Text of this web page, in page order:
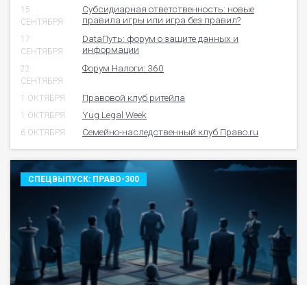
15
СЕНТЯБРЯ
Субсидиарная ответственность: новые
правила игры или игра без правил?
17
СЕНТЯБРЯ
DataПуть: форум о защите данных и
информации
22
СЕНТЯБРЯ
Форум Налоги: 360
1 ОКТЯБРЯ Правовой клуб ритейла
1 ОКТЯБРЯ Yug Legal Week
6 ОКТЯБРЯ Семейно-наследственный клуб Право.ru
СПЕЦВЫПУСК: ПРАВО-300